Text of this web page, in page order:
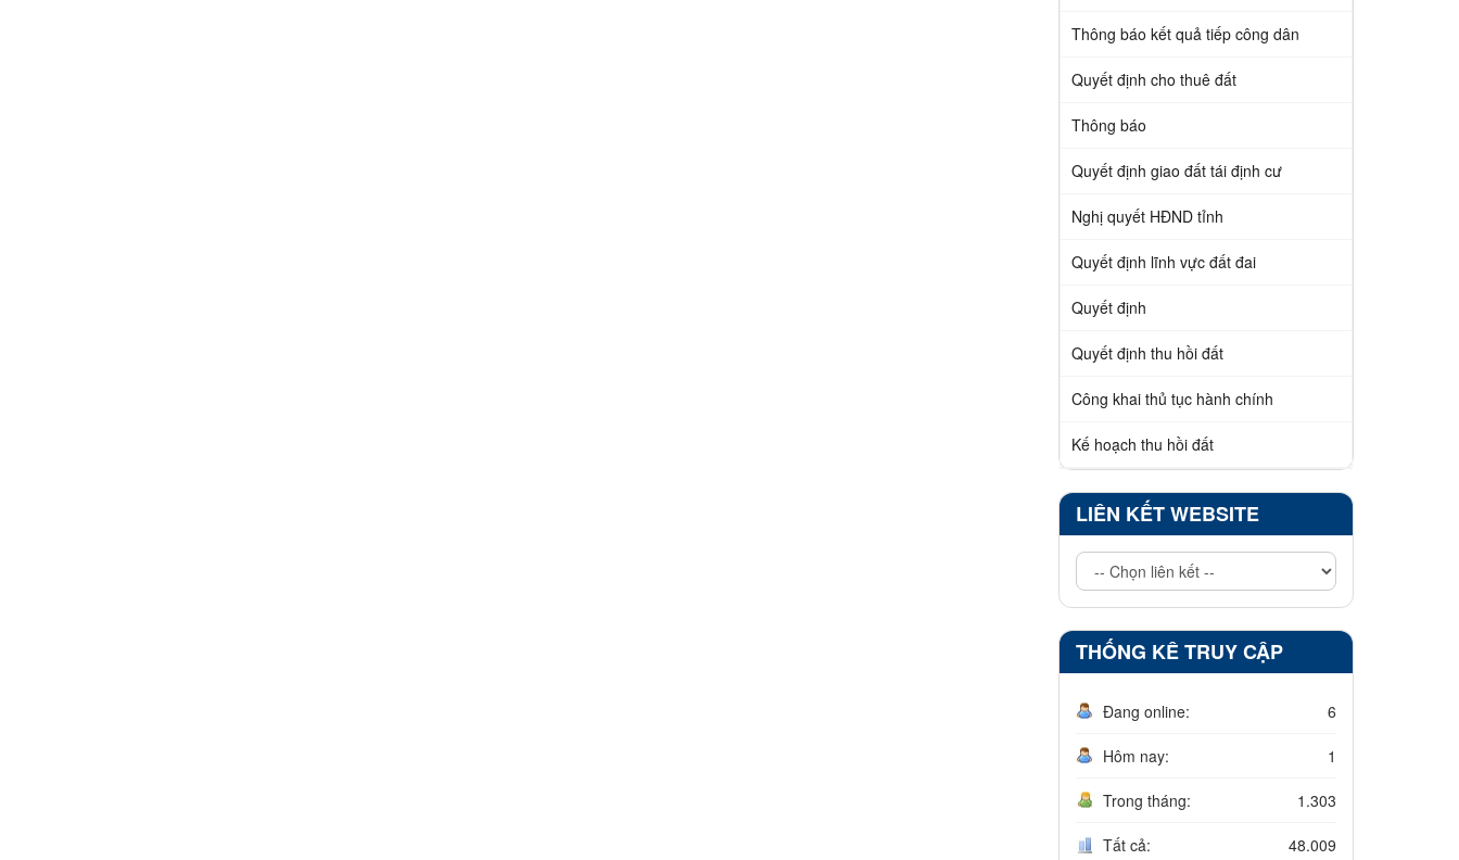
Thông báo kết quả tiếp công dân
Quyết định cho thuê đất
Thông báo
Quyết định giao đất tái định cư
Nghị quyết HĐND tỉnh
Quyết định lĩnh vực đất đai
Quyết định
Quyết định thu hồi đất
Công khai thủ tục hành chính
Kế hoạch thu hồi đất
LIÊN KẾT WEBSITE
THỐNG KÊ TRUY CẬP
Đang online: 6
Hôm nay: 1
Trong tháng: 1.303
Tất cả: 48.009